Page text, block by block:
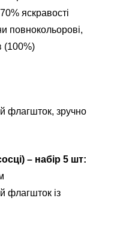
яскравості
повнокольорові,
(100%)
флагшток, зручно
– набір 5 шт:
флагшток із